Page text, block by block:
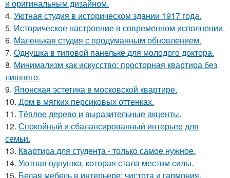
и оригинальным дизайном.
4. Уютная студия в историческом здании 1917 года.
5. Историческое настроение в современном исполнении.
6. Маленькая студия с продуманным обновлением.
7. Однушка в типовой панельке для молодого доктора.
8. Минимализм как искусство: просторная квартира без
лишнего.
9. Японская эстетика в московской квартире.
10. Дом в мягких персиковых оттенках.
11. Тёплое дерево и выразительные акценты.
12. Спокойный и сбалансированный интерьер для
семьи.
13. Квартира для студента - только самое нужное.
14. Уютная однушка, которая стала местом силы.
15. Белая мебель в интерьере: чистота и гармония.